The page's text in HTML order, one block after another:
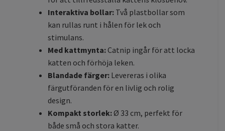
Interaktiva bollar: Två plastbollar som
kan rullas runt i hålen för lek och
stimulans.
Med kattmynta:Catnip ingår för att locka
katten och förhöja leken.
Blandade färger: Levereras i olika
färgutföranden för en livlig och rolig
design.
Kompakt storlek:Ø 33 cm, perfekt för
både små och stora katter.